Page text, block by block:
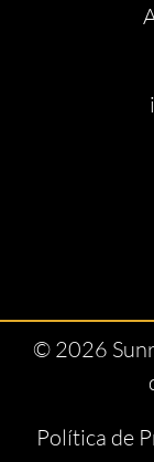
© 2026
Política de